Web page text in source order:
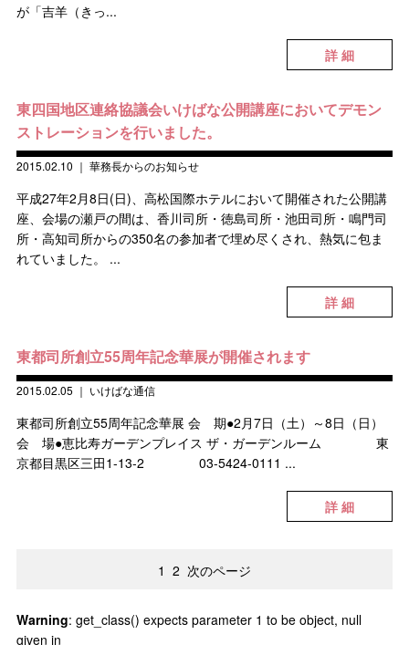
が「吉羊（きっ...
詳 細
東四国地区連絡協議会いけばな公開講座においてデモン
ストレーションを行いました。
2015.02.10 ｜ 華務長からのお知らせ
平成27年2月8日(日)、高松国際ホテルにおいて開催された公開講
座、会場の瀬戸の間は、香川司所・徳島司所・池田司所・鳴門司
所・高知司所からの350名の参加者で埋め尽くされ、熱気に包ま
れていました。 ...
詳 細
東都司所創立55周年記念華展が開催されます
2015.02.05 ｜ いけばな通信
東都司所創立55周年記念華展 会 期●2月7日（土）～8日（日）
会 場●恵比寿ガーデンプレイス ザ・ガーデンルーム 東
京都目黒区三田1-13-2 03-5424-0111 ...
詳 細
1 2 次のページ
Warning: get_class() expects parameter 1 to be object, null
given in